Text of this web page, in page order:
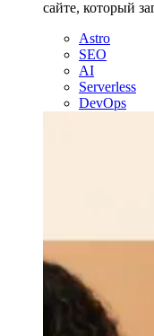
сайте, который
Astro
SEO
AI
Serverless
DevOps